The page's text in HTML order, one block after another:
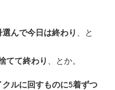
んで今日は終わり 、と
てて終わり 、とか。
ルに回すものに5着ずつ